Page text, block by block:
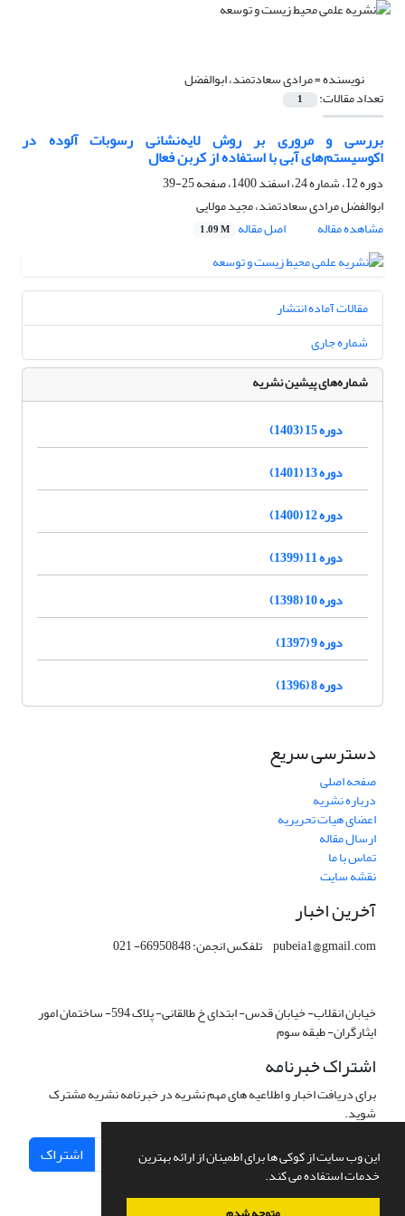
این وب سایت از کوکی ها برای اطمینان از ارائه بهترین
خدمات استفاده می کند.
نویسنده =مرادی سعادتمند، ابوالفضل
تعداد مقالات: 1
بررسی و مروری بر روش لایه‌نشانی رسوبات آلوده در
اکوسیستم‌های آبی با استفاده از کربن فعال
دوره 12، شماره 24، اسفند 1400، صفحه
25-39
ابوالفضل مرادی سعادتمند، مجید مولایی
مشاهده مقاله
اصل مقاله 1.09 M
مقالات آماده انتشار
شماره جاری
شماره‌های پیشین نشریه
دوره 15 (1403)
دوره 13 (1401)
دوره 12 (1400)
دوره 11 (1399)
دوره 10 (1398)
دوره 9 (1397)
دوره 8 (1396)
دسترسی سریع
صفحه اصلی
درباره نشریه
اعضای هیات تحریریه
ارسال مقاله
تماس با ما
نقشه سایت
آخرین اخبار
pubeia1@gmail.com تلفکس انجمن: 66950848- 021
خیابان انقلاب- خیابان قدس- ابتدای خ طالقانی- پلاک 594- ساختمان امور
ایثارگران- طبقه سوم
اشتراک خبرنامه
برای دریافت اخبار و اطلاعیه های مهم نشریه در خبرنامه نشریه مشترک
شوید.
اشتراک